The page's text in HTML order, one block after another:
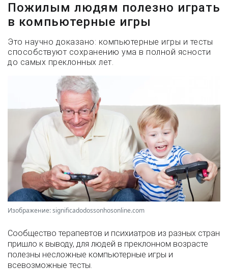
Пожилым людям полезно играть
в компьютерные игры
Это научно доказано: компьютерные игры и тесты
способствуют сохранению ума в полной ясности
до самых преклонных лет.
Изображение: significadodossonhosonline.com
Сообщество терапевтов и психиатров из разных стран
пришло к выводу, для людей в преклонном возрасте
полезны несложные компьютерные игры и
всевозможные тесты.